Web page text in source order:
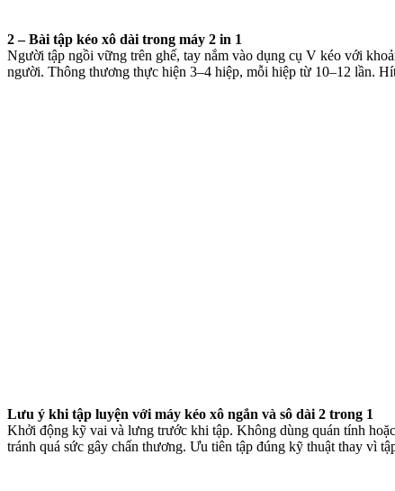
2 – Bài tập kéo xô dài trong máy 2 in 1
Người tập ngồi vững trên ghế, tay nắm vào dụng cụ V kéo với
người. Thông thương thực hiện 3–4 hiệp, mỗi hiệp từ 10–12 lần.
Lưu ý khi tập luyện với máy kéo xô ngắn và sô dài 2 trong 1
Khởi động kỹ vai và lưng trước khi tập. Không dùng quán tính
tránh quá sức gây chấn thương. Ưu tiên tập đúng kỹ thuật thay vì